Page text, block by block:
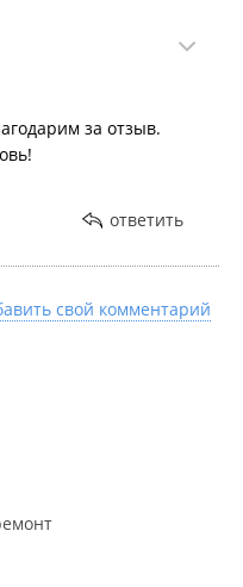
за отзыв.
ответить
свой комментарий